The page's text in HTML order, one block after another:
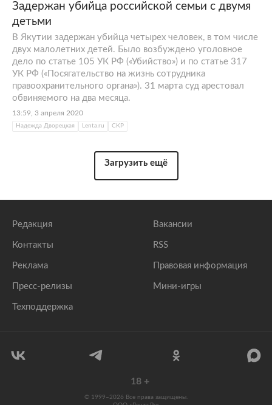
Задержан убийца российской семьи c двумя
детьми
В Якутии задержан убийца четырех человек, в том числе
двух малолетних детей. Было возбуждено уголовное
дело по статье 105 УК РФ («Убийство») и по статье 317
УК РФ («Посягательство на жизнь сотрудника
правоохранительного органа»). 31 марта суд арестовал
обвиняемого на два месяца.
13:59, 3 апреля 2020
Надежда Дворецкая Lenta.ru СКР
Загрузить ещё
Редакция
Контакты
Реклама
Пресс-релизы
Техподдержка
Вакансии
RSS
Правовая информация
Мини-игры
18 +
© 1999–2026 Все права защищены.